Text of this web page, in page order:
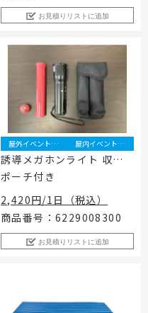
お見積りリストに追加
屋外イベント事業 屋内イベント事業
誘導メガホンライト 収納
ポーチ付き
2,420円/1日（税込）
商品番号：6229008300
お見積りリストに追加